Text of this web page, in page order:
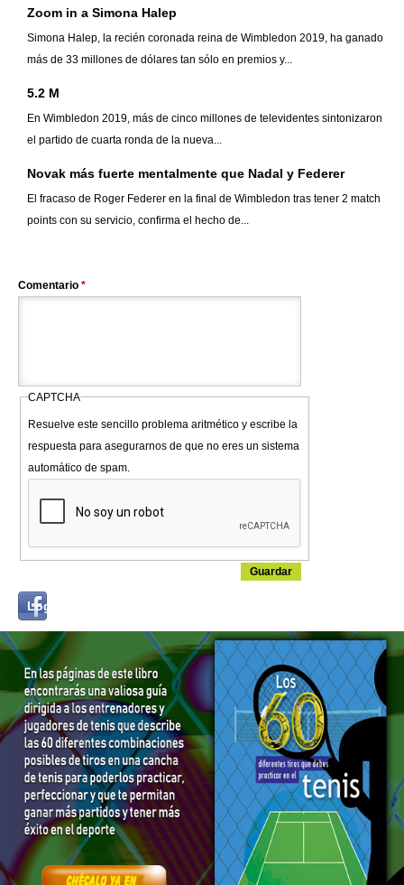
Zoom in a Simona Halep
Simona Halep, la recién coronada reina de Wimbledon 2019, ha ganado
más de 33 millones de dólares tan sólo en premios y...
5.2 M
En Wimbledon 2019, más de cinco millones de televidentes sintonizaron
el partido de cuarta ronda de la nueva...
Novak más fuerte mentalmente que Nadal y Federer
El fracaso de Roger Federer en la final de Wimbledon tras tener 2 match
points con su servicio, confirma el hecho de...
Comentario *
CAPTCHA
Resuelve este sencillo problema aritmético y escribe la
respuesta para asegurarnos de que no eres un sistema
automático de spam.
Log in with...